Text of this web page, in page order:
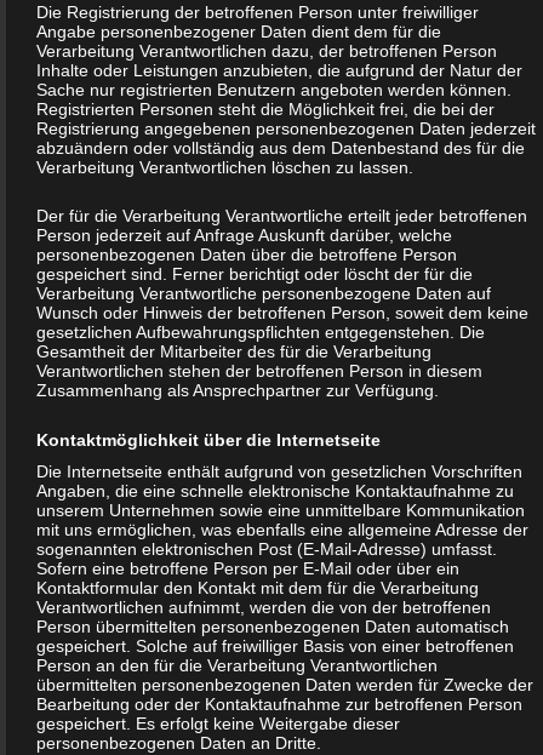
Einstellung in Ihrem Browser verhindern.
Zahlreiche Internetseiten und Server verwenden Cookies. Viele
Cookies enthalten eine sogenannte Cookie-ID. Eine Cookie-ID ist
eine eindeutige Kennung des Cookies. Sie besteht aus einer
Zeichenfolge, durch welche Internetseiten und Server dem
konkreten Internetbrowser zugeordnet werden können, in dem
das Cookie gespeichert wurde. Dies ermöglicht es den besuchten
Internetseiten und Servern, den individuellen Browser der
betroffenen Person von anderen Internetbrowsern, die andere
Cookies enthalten, zu unterscheiden. Ein bestimmter
Internetbrowser kann über die eindeutige Cookie-ID
wiedererkannt und identifiziert werden.
Durch den Einsatz von Cookies kann den Nutzern dieser
Internetseite nutzerfreundlichere Services bereitstellen, die ohne
die Cookie-Setzung nicht möglich wären.
Mittels eines Cookies können die Informationen und Angebote auf
unserer Internetseite im Sinne des Benutzers optimiert werden.
Cookies ermöglichen uns, wie bereits erwähnt, die Benutzer
unserer Internetseite wiederzuerkennen. Zweck dieser
Wiedererkennung ist es, den Nutzern die Verwendung unserer
Internetseite zu erleichtern. Der Benutzer einer Internetseite, die
Cookies verwendet, muss beispielsweise nicht bei jedem Besuch
Die Registrierung der betroffenen Person unter freiwilliger
Angabe personenbezogener Daten dient dem für die
Verarbeitung Verantwortlichen dazu, der betroffenen Person
Inhalte oder Leistungen anzubieten, die aufgrund der Natur der
Sache nur registrierten Benutzern angeboten werden können.
Registrierten Personen steht die Möglichkeit frei, die bei der
Registrierung angegebenen personenbezogenen Daten jederzeit
abzuändern oder vollständig aus dem Datenbestand des für die
Verarbeitung Verantwortlichen löschen zu lassen.
Der für die Verarbeitung Verantwortliche erteilt jeder betroffenen
Person jederzeit auf Anfrage Auskunft darüber, welche
personenbezogenen Daten über die betroffene Person
gespeichert sind. Ferner berichtigt oder löscht der für die
Verarbeitung Verantwortliche personenbezogene Daten auf
Wunsch oder Hinweis der betroffenen Person, soweit dem keine
gesetzlichen Aufbewahrungspflichten entgegenstehen. Die
Gesamtheit der Mitarbeiter des für die Verarbeitung
Verantwortlichen stehen der betroffenen Person in diesem
Zusammenhang als Ansprechpartner zur Verfügung.
Kontaktmöglichkeit über die Internetseite
Die Internetseite enthält aufgrund von gesetzlichen Vorschriften
Angaben, die eine schnelle elektronische Kontaktaufnahme zu
unserem Unternehmen sowie eine unmittelbare Kommunikation
mit uns ermöglichen, was ebenfalls eine allgemeine Adresse der
sogenannten elektronischen Post (E-Mail-Adresse) umfasst.
Sofern eine betroffene Person per E-Mail oder über ein
Kontaktformular den Kontakt mit dem für die Verarbeitung
Verantwortlichen aufnimmt, werden die von der betroffenen
Person übermittelten personenbezogenen Daten automatisch
gespeichert. Solche auf freiwilliger Basis von einer betroffenen
Person an den für die Verarbeitung Verantwortlichen
übermittelten personenbezogenen Daten werden für Zwecke der
Bearbeitung oder der Kontaktaufnahme zur betroffenen Person
gespeichert. Es erfolgt keine Weitergabe dieser
personenbezogenen Daten an Dritte.